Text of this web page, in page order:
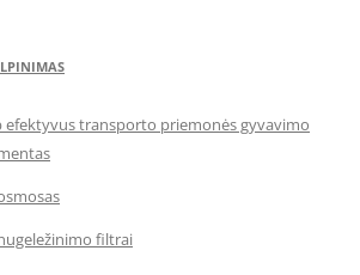
efektyvus transporto priemonės gyvavimo
filtrai